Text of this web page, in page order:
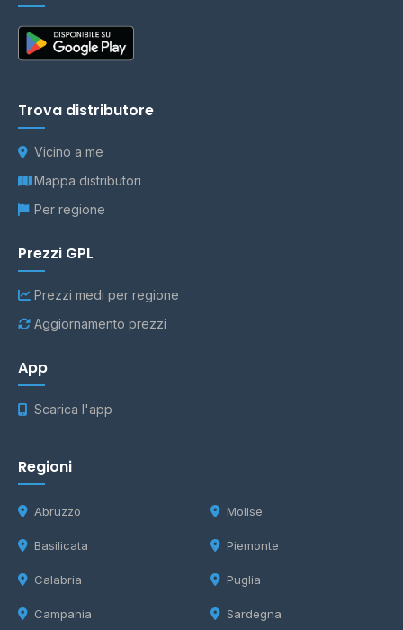
Trova distributore
Vicino a me
Mappa distributori
Per regione
Prezzi GPL
Prezzi medi per regione
Aggiornamento prezzi
App
Scarica l'app
Regioni
Abruzzo
Basilicata
Calabria
Campania
Molise
Piemonte
Puglia
Sardegna